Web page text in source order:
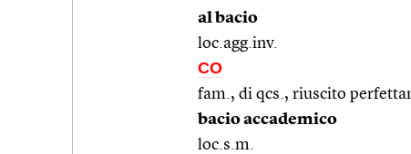
al bacio
loc.agg.inv.
CO
fam., di qcs., riuscito
bacio accademico
loc.s.m.